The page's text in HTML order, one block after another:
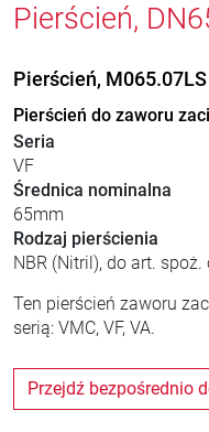
Pierścień,
Pierścień, M065.07LS
Pierścień do zaworu
Seria
VF
Średnica nominalna
65mm
Rodzaj pierścienia
NBR (Nitril), do art. spoż.
Ten pierścień zaworu
serią: VMC, VF, VA.
Przejdź bezpośrednio